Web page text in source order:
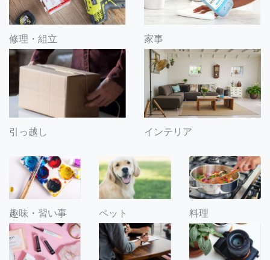
修理・組立 家事
引っ越し インテリア
趣味・習い事 ペット 料理